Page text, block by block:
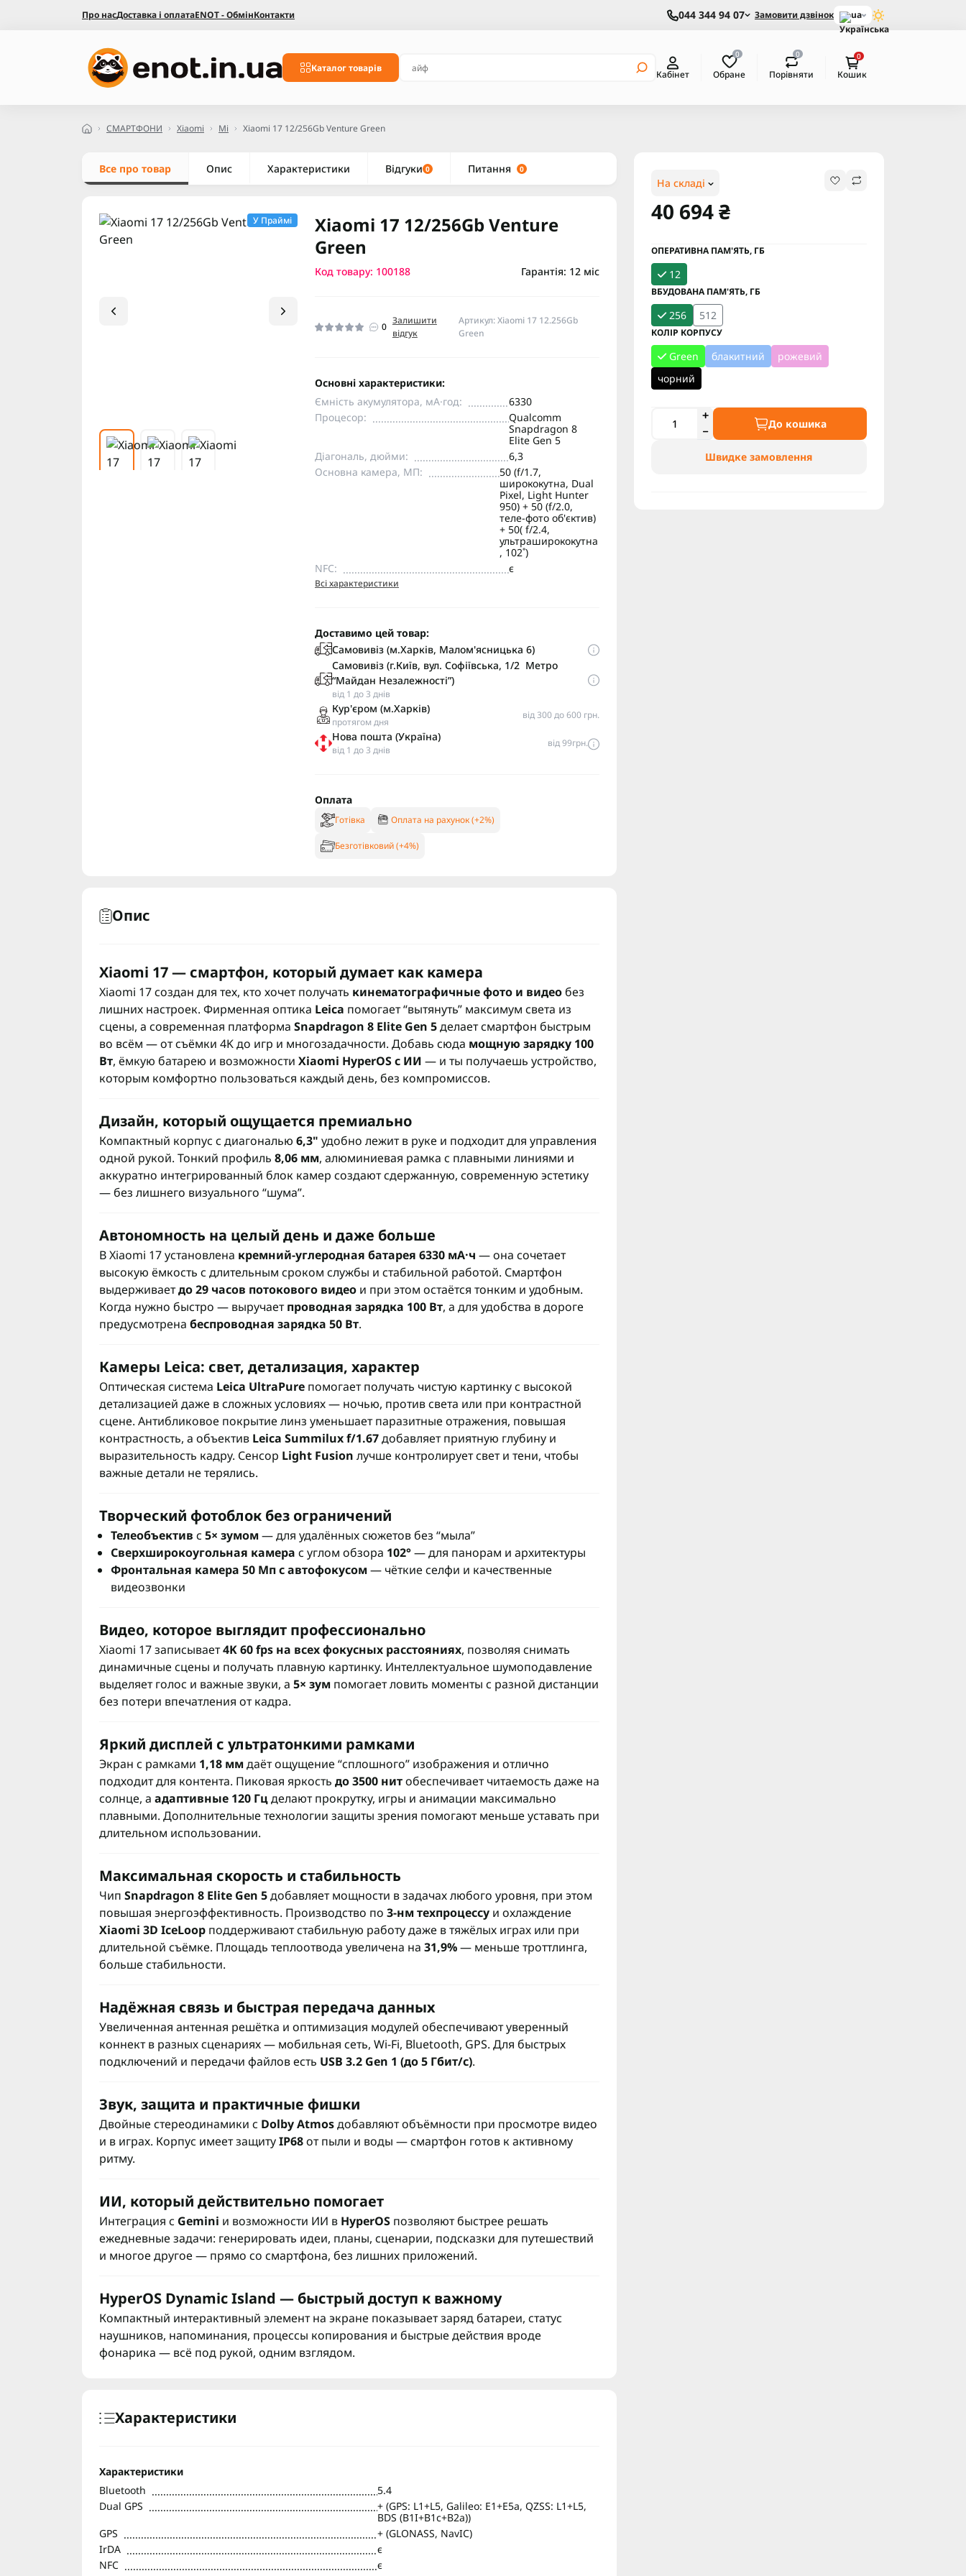
Про насДоставка і оплатаENOT - ОбмінКонтакти 044 344 94 07 Замовити дзвінок ua
Каталог товарів
Кабінет
0
Обране
0
Порівняти
0
Кошик
СМАРТФОНИ Xiaomi Mi Xiaomi 17 12/256Gb Venture Green
Все про товар Опис Характеристики Відгуки 0 Питання 0
У Праймі
Xiaomi 17 12/256Gb Venture
Green
Код товару: 100188 Гарантія: 12 міс
0
Залишити
відгук
Артикул: Xiaomi 17 12.256Gb
Green
На складі
40 694 ₴
ОПЕРАТИВНА ПАМ'ЯТЬ, ГБ
12
ВБУДОВАНА ПАМ'ЯТЬ, ГБ
256 512
КОЛІР КОРПУСУ
Green блакитний
рожевий
чорний
До кошика
Швидке замовлення
Основні характеристики:
Ємність акумулятора, мА·год:
6330
Процесор:
Qualcomm
Snapdragon 8
Elite Gen 5
Діагональ, дюйми:
6,3
Основна камера, МП:
50 (f/1.7,
ширококутна, Dual
Pixel, Light Hunter
950) + 50 (f/2.0,
теле-фото об'єктив)
+ 50( f/2.4,
ультраширококутна
, 102˚)
NFC:
є
Всі характеристики
Доставимо цей товар:
Самовивіз (м.Харків, Малом'ясницька 6)
Самовивіз (г.Київ, вул. Софіївська, 1/2 Метро
“Майдан Незалежності”)
від 1 до 3 днів
Кур'єром (м.Харків)
протягом дня
від 300 до 600 грн.
Нова пошта (Україна)
від 1 до 3 днів
від 99грн.
Оплата
Готівка Оплата на рахунок (+2%)
Безготівковий (+4%)
Опис
Xiaomi 17 — смартфон, который думает как камера
Xiaomi 17 создан для тех, кто хочет получать кинематографичные фото и видеобез
лишних настроек. Фирменная оптика Leica помогает “вытянуть” максимум света из
сцены, а современная платформа Snapdragon 8 Elite Gen 5делает смартфон быстрым
во всём — от съёмки 4K до игр и многозадачности. Добавь сюда мощную зарядку 100
Вт, ёмкую батарею и возможности Xiaomi HyperOS с ИИ — и ты получаешь устройство,
которым комфортно пользоваться каждый день, без компромиссов.
Дизайн, который ощущается премиально
Компактный корпус с диагональю 6,3" удобно лежит в руке и подходит для управления
одной рукой. Тонкий профиль 8,06 мм, алюминиевая рамка с плавными линиями и
аккуратно интегрированный блок камер создают сдержанную, современную эстетику
— без лишнего визуального “шума”.
Автономность на целый день и даже больше
В Xiaomi 17 установлена кремний-углеродная батарея 6330 мА·ч — она сочетает
высокую ёмкость с длительным сроком службы и стабильной работой. Смартфон
выдерживаетдо 29 часов потокового видео и при этом остаётся тонким и удобным.
Когда нужно быстро — выручаетпроводная зарядка 100 Вт, а для удобства в дороге
предусмотрена беспроводная зарядка 50 Вт.
Камеры Leica: свет, детализация, характер
Оптическая система Leica UltraPure помогает получать чистую картинку с высокой
детализацией даже в сложных условиях — ночью, против света или при контрастной
сцене. Антибликовое покрытие линз уменьшает паразитные отражения, повышая
контрастность, а объектив Leica Summilux f/1.67добавляет приятную глубину и
выразительность кадру. Сенсор Light Fusion лучше контролирует свет и тени, чтобы
важные детали не терялись.
Творческий фотоблок без ограничений
Телеобъектив с 5× зумом— для удалённых сюжетов без “мыла”
Сверхширокоугольная камера с углом обзора 102°— для панорам и архитектуры
Фронтальная камера 50 Мп с автофокусом— чёткие селфи и качественные
видеозвонки
Видео, которое выглядит профессионально
Xiaomi 17 записывает4K 60 fps на всех фокусных расстояниях, позволяя снимать
динамичные сцены и получать плавную картинку. Интеллектуальное шумоподавление
выделяет голос и важные звуки, а 5× зум помогает ловить моменты с разной дистанции
без потери впечатления от кадра.
Яркий дисплей с ультратонкими рамками
Экран с рамками 1,18 ммдаёт ощущение “сплошного” изображения и отлично
подходит для контента. Пиковая яркость до 3500 нитобеспечивает читаемость даже на
солнце, а адаптивные 120 Гцделают прокрутку, игры и анимации максимально
плавными. Дополнительные технологии защиты зрения помогают меньше уставать при
длительном использовании.
Максимальная скорость и стабильность
Чип Snapdragon 8 Elite Gen 5добавляет мощности в задачах любого уровня, при этом
повышая энергоэффективность. Производство по 3-нм техпроцессу и охлаждение
Xiaomi 3D IceLoop поддерживают стабильную работу даже в тяжёлых играх или при
длительной съёмке. Площадь теплоотвода увеличена на 31,9%— меньше троттлинга,
больше стабильности.
Надёжная связь и быстрая передача данных
Увеличенная антенная решётка и оптимизация модулей обеспечивают уверенный
коннект в разных сценариях — мобильная сеть, Wi-Fi, Bluetooth, GPS. Для быстрых
подключений и передачи файлов есть USB 3.2 Gen 1 (до 5 Гбит/с).
Звук, защита и практичные фишки
Двойные стереодинамики с Dolby Atmosдобавляют объёмности при просмотре видео
и в играх. Корпус имеет защитуIP68от пыли и воды — смартфон готов к активному
ритму.
ИИ, который действительно помогает
Интеграция с Gemini и возможности ИИ в HyperOS позволяют быстрее решать
ежедневные задачи: генерировать идеи, планы, сценарии, подсказки для путешествий
и многое другое — прямо со смартфона, без лишних приложений.
HyperOS Dynamic Island — быстрый доступ к важному
Компактный интерактивный элемент на экране показывает заряд батареи, статус
наушников, напоминания, процессы копирования и быстрые действия вроде
фонарика — всё под рукой, одним взглядом.
Характеристики
Характеристики
Bluetooth
5.4
Dual GPS
+ (GPS: L1+L5, Galileo: E1+E5a, QZSS: L1+L5,
BDS (B1I+B1c+B2a))
GPS
+ (GLONASS, NavIC)
IrDA
є
NFC
є